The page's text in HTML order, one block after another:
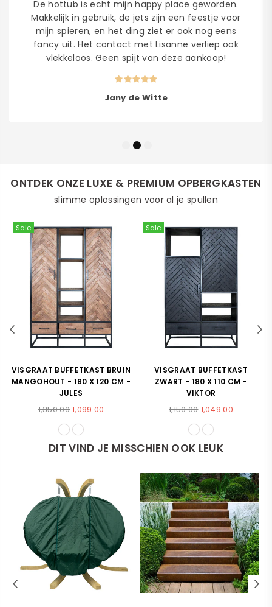
De hottub is echt mijn happy place geworden.
Makkelijk in gebruik, de jets zijn een feestje voor
mijn spieren, en het ding ziet er ook nog eens
fancy uit. Het contact met Lisanne verliep ook
vlekkeloos. Geen spijt van deze aankoop!
Jany de Witte
ONTDEK ONZE LUXE & PREMIUM OPBERGKASTEN
slimme oplossingen voor al je spullen
Sale
VISGRAAT BUFFETKAST BRUIN
MANGOHOUT - 180 X 120 CM -
JULES
Normale
1,350.00 1,099.00
Sale
VISGRAAT BUFFETKAST
ZWART - 180 X 110 CM -
VIKTOR
Normale
1,150.00 1,049.00
DIT VIND JE MISSCHIEN OOK LEUK